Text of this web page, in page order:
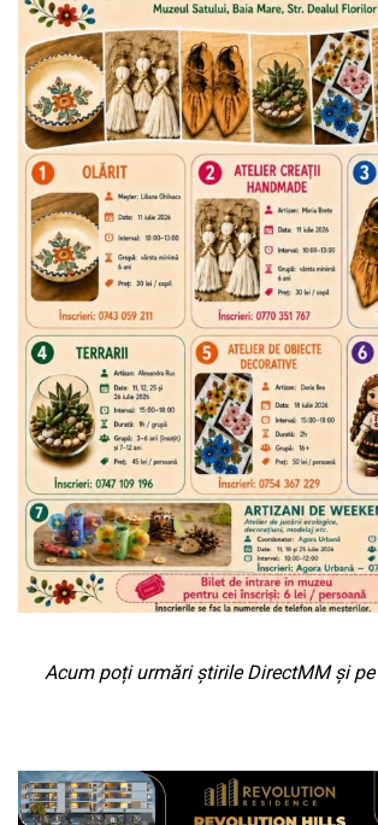
Acum poți urmări știrile DirectMM și pe